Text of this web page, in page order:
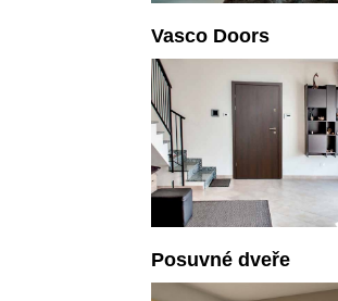
Vasco Doors
Posuvné dveře